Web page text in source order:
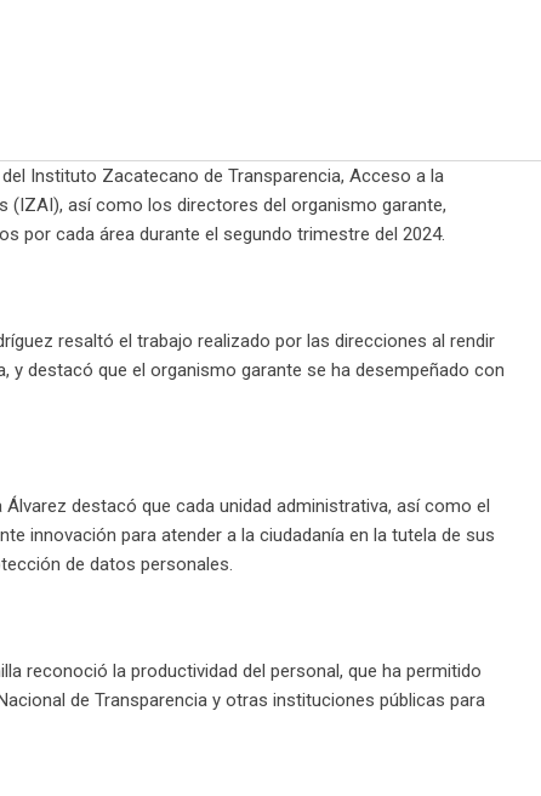
Instituto Zacatecano de Transparencia, Acceso a la
(IZAI), así como los directores del organismo garante,
por cada área durante el segundo trimestre del 2024.
resaltó el trabajo realizado por las direcciones al rendir
y destacó que el organismo garante se ha desempeñado con
destacó que cada unidad administrativa, así como el
innovación para atender a la ciudadanía en la tutela de sus
de datos personales.
reconoció la productividad del personal, que ha permitido
de Transparencia y otras instituciones públicas para